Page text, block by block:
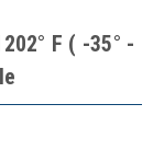
F ( -35° -